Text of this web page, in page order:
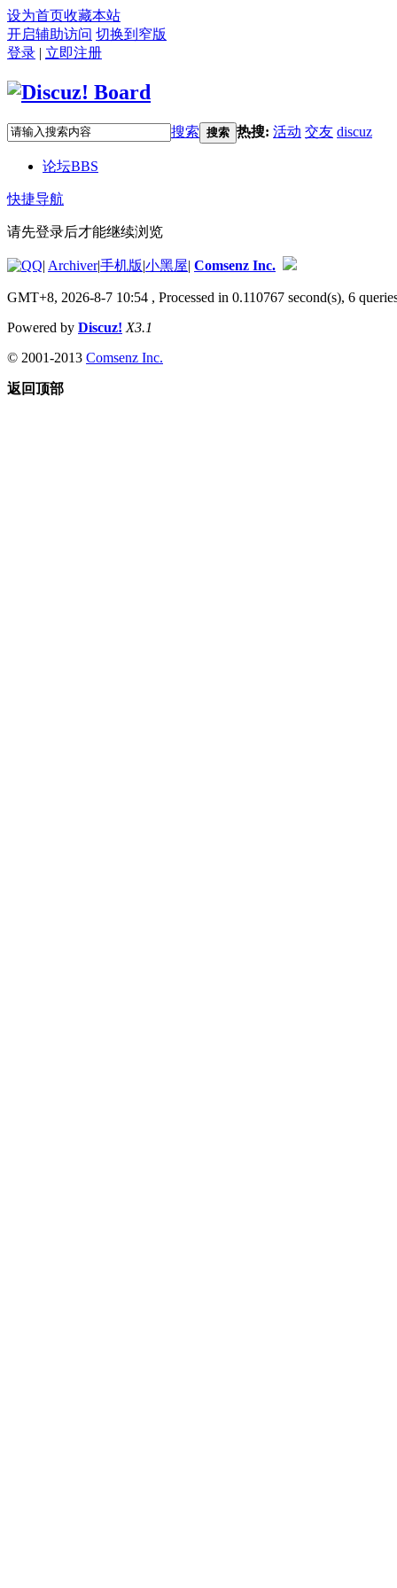
设为首页收藏本站
开启辅助访问 切换到窄版
登录 | 立即注册
搜索 搜索 热搜: 活动 交友 discuz
论坛BBS
快捷导航
请先登录后才能继续浏览
| Archiver|手机版|小黑屋| Comsenz Inc.
GMT+8, 2026-8-7 10:54 , Processed in 0.110767 second(s), 6
Powered by Discuz! X3.1
© 2001-2013 Comsenz Inc.
返回顶部